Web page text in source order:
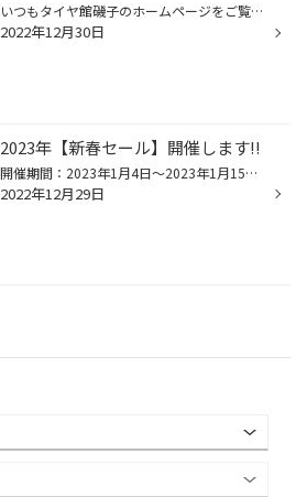
いつもタイヤ館磯子のホームページをご覧いただき、ありがとうございます。 1月の定休日のご案内です。 よろしくお願いしますm(_ _)m タグ：横浜 磯子 根岸 中区 磯子区 西区 港南区 金沢区 南区 元町 山手 山下 中華街 三渓園 みなとみらい 関内 桜木町 八景 文庫 ニトリ ヤマダ電機 タイヤ館 ...
2022年12月30日
2023年【新春セール】開催します!!
開催期間：2023年1月4日～2023年1月15日 2023年1月4日(水)より【新春セール】を開催いたします!!まだまだスタッドレスタイヤが必要な時期です。ぜひこの機会にご利用くださいませ♪もちろん、夏タイヤもご用意しております!!皆様のご来店お待ちしておりますm(_ _)m ご来店のお客様に『ネピア鼻セレブ...
2022年12月29日